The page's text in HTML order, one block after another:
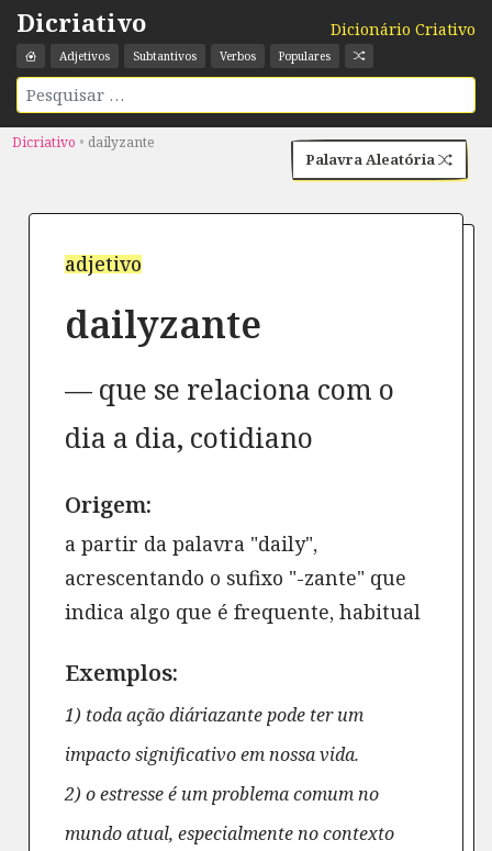
Dicriativo Dicionário Criativo
Adjetivos Subtantivos Verbos Populares
Dicriativo • dailyzante
Palavra Aleatória
adjetivo
dailyzante
que se relaciona com o
dia a dia, cotidiano
Origem:
a partir da palavra "daily",
acrescentando o sufixo "-zante" que
indica algo que é frequente, habitual
Exemplos:
1) toda ação diáriazante pode ter um
impacto significativo em nossa vida.
2) o estresse é um problema comum no
mundo atual, especialmente no contexto